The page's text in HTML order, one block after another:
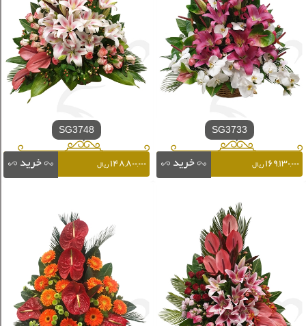
SG3733
۱۶۹,۱۳۰,۰۰۰ریال
SG3748
۱۴۸,۸۰۰,۰۰۰ریال